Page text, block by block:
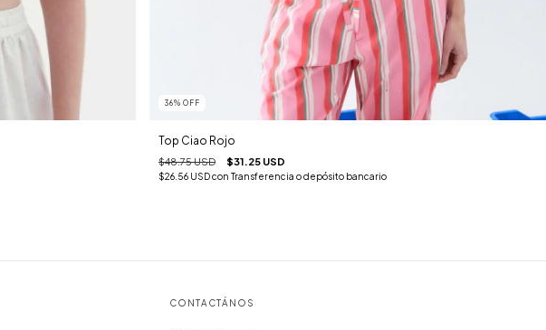
36% OFF
Top Ciao Rojo
$48.75 USD $31.25 USD
$26.56 USDcon Transferencia o depósito bancario
CONTACTÁNOS